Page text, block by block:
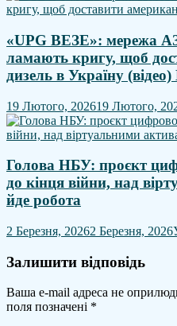
​«UPG ВЕЗЕ»: мережа
ламають кригу, щоб
дизель в Україну
19 Лютого, 202619 Лютого,
Голова НБУ: проєкт
до кінця війни, над
йде робота
2 Березня, 20262 Березня, 2026
Залишити відповідь
Ваша e-mail адреса не
поля позначені *